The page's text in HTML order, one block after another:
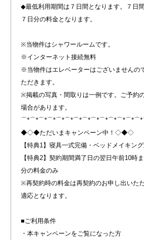
◆最低利用期間は７日間となります。７日
７日分の料金となります。
※当物件はシャワールームです。
※インターネット接続無料
※当物件はエレベーターはございませんの
ただきます。
※掲載の写真・間取りは一例です。ご予約
場合があります。
◆◇◆ただいまキャンペーン中！◇◆◇
【特典1】寝具一式完備・ベッドメイキング
【特典2】契約期間満了日の翌日午前10時
分の料金のみ
※再契約時の料金は再契約のお申し出いた
適応となります。
■ご利用条件
・本キャンペーンをご覧になった方